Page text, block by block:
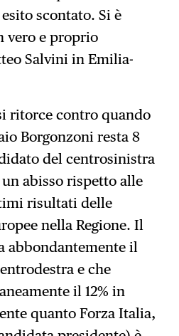
scontato. Si è
vero e proprio
Salvini in Emilia-
ritorce contro quando
Borgonzoni resta 8
del centrosinistra
abisso rispetto alle
risultati delle
nella Regione. Il
abbondantemente il
e che
il 12% in
quanto Forza Italia,